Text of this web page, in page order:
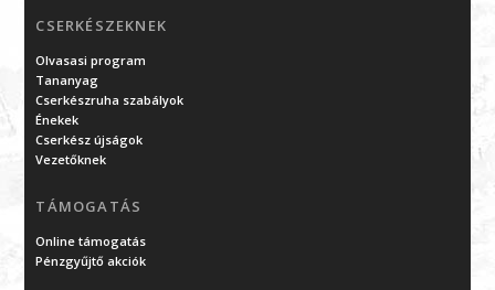
CSERKÉSZEKNEK
Olvasasi program
Tananyag
Cserkészruha szabályok
Énekek
Cserkész újságok
Vezetőknek
TÁMOGATÁS
Online támogatás
Pénzgyűjtő akciók